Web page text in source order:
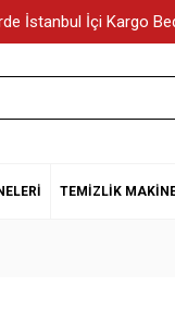
İstanbul İçi Kargo
TEMIZLIK